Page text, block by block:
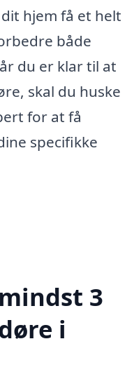
hjem få et helt
både
du er klar til at
skal du huske
for at få
specifikke
3
i